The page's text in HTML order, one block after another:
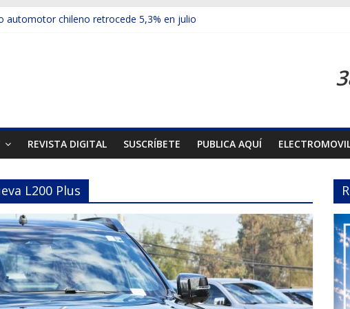
automotor chileno retrocede 5,3% en julio
presentó la recién estrenada Bolden en la Expo Compras Públicas 2026
mercado internacional en lanzar la nueva Maxus T70
REVISTA DIGITAL SUSCRÍBETE PUBLICA AQUÍ
L200 Plus